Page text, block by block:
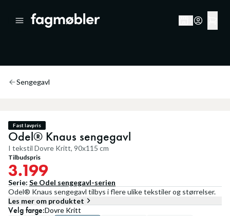
Sengegavl
Fast lavpris
Odel® Knaus sengegavl
I tekstil Dovre Kritt, 90x115 cm
Tilbudspris
3.199
Serie: Se Odel sengegavl-serien
Odel® Knaus sengegavl tilbys i flere ulike tekstiler og størrelser.
Les mer om produktet
Velgfarge:Dovre Kritt